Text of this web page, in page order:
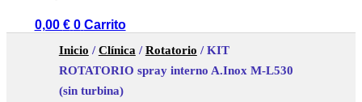
0,00 € 0 Carrito
Inicio /Clínica /Rotatorio / KIT
ROTATORIO spray interno A.Inox M-L530
(sin turbina)